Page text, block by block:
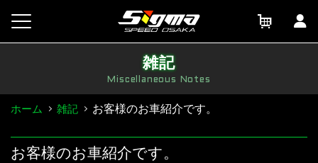
content
雑記
Miscellaneous Notes
ホーム 雑記 お客様のお車紹介です。
お客様のお車紹介です。